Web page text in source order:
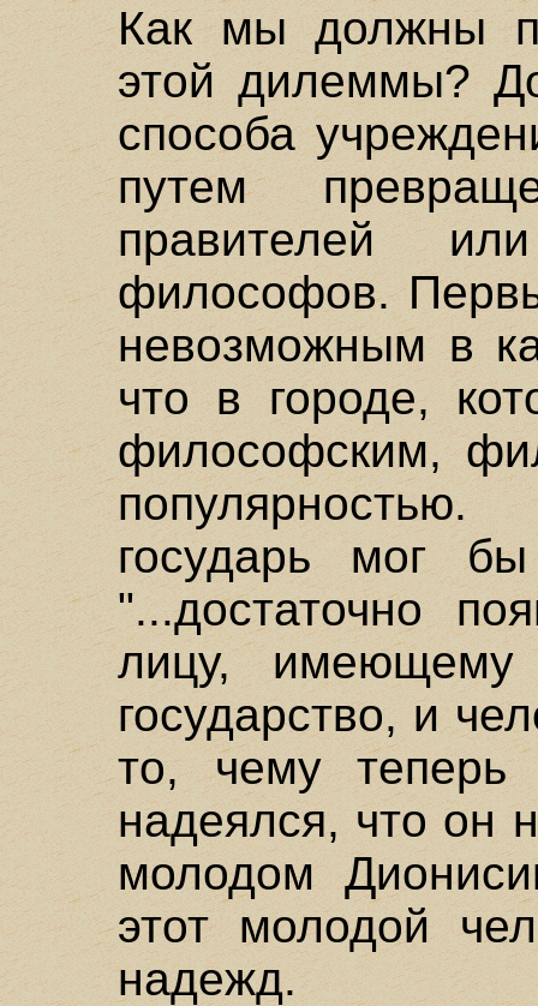
Как мы должны
этой дилеммы?
способа
путем
правителей
философов.
невозможным в
что в городе,
философским,
государь мог
"...достаточно
лицу,
государство, и
то, чему
надеялся, что он
молодом
этот молодой
надежд.